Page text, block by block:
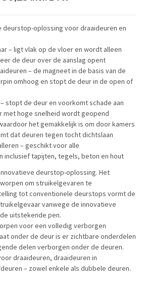
deurstop-oplossing voor draaideuren en
– ligt vlak op de vloer en wordt alleen
de deur over de aanslag opent
– de magneet in de basis van de
omhoog en stopt de deur in de open of
stopt de deur en voorkomt schade aan
met hoge snelheid wordt geopend
het gemakkelijk is om door kamers
dat deuren tegen tocht dichtslaan
– geschikt voor alle
inclusief tapijten, tegels, beton en hout
deurstop-oplossing. Het
om struikelgevaren te
tot conventionele deurstops vormt de
vanwege de innovatieve
uitstekende pen.
voor een volledig verborgen
onder de deur is er zichtbare onderdelen
delen verborgen onder de deuren.
draaideuren, draaideuren in
– zowel enkele als dubbele deuren.